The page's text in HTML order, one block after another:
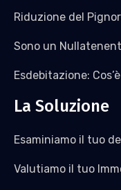
Riduzione del
Sono un
Esdebitazione:
La Soluzione
Esaminiamo il tuo
Valutiamo il tuo